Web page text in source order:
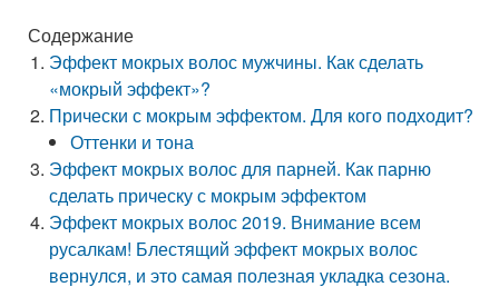
Содержание
Эффект мокрых волос мужчины. Как сделать
«мокрый эффект»?
Прически с мокрым эффектом. Для кого подходит?
Оттенки и тона
Эффект мокрых волос для парней. Как парню
сделать прическу с мокрым эффектом
Эффект мокрых волос 2019. Внимание всем
русалкам! Блестящий эффект мокрых волос
вернулся, и это самая полезная укладка сезона.